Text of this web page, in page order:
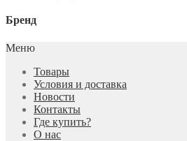
Бренд
Меню
Товары
Условия и доставка
Новости
Контакты
Где купить?
О нас